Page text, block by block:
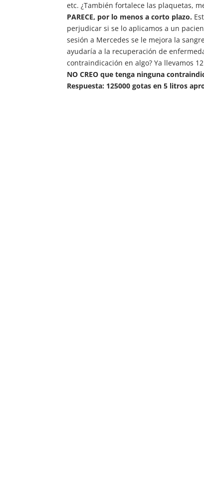
etc. ¿También fortalece las plaquetas,
PARECE, por lo menos a corto plazo.
perjudicar si se lo aplicamos a un
sesión a Mercedes se le mejora la
ayudaría a la recuperación de
contraindicación en algo? Ya llevamos
NO CREO que tenga ninguna
Respuesta: 125000 gotas en 5 litros